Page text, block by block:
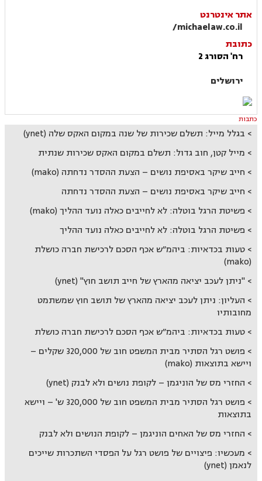
אתר אינטרנט
michaelaw.co.il/
כתובת
רח' הסורג 2
ירושלים
כתבות
בגלל מייל: תשלם שכירות של שנה במקום האקס שלה (ynet)
מייל קטן, חוב גדול: תשלם במקום האקס שכירות שנתית
חייב שיקר באסיפת נושים – הצעת ההסדר נדחתה (mako)
חייב שיקר באסיפת נושים – הצעת ההסדר נדחתה
פשיטת הרגל בוטלה: לא לחייבים כאלה נועד ההליך (mako)
פשיטת הרגל בוטלה: לא לחייבים כאלה נועד ההליך
טעות בכדאיות: ביהמ״ש אכף הסכם לרכישת חברה כושלת
(mako)
"ניתן לעכב יציאה מהארץ של חייב תושב חוץ" (ynet)
העליון: ניתן לעכב יציאה מהארץ של תושב חוץ שמשתמט
מחובותיו
טעות בכדאיות: ביהמ״ש אכף הסכם לרכישת חברה כושלת
פושט רגל הסתיר מבית המשפט חוב של 320,000 שקלים –
ויישא בתוצאות (mako)
החזרי מס של הוניגמן – לקופת נושים ולא לבנק (ynet)
פושט רגל הסתיר מבית המשפט חוב של 320,000 ש' – ויישא
בתוצאות
החזרי מס של האחים הוניגמן – לקופת הנושים ולא לבנק
מעכשיו: פיצויים של פושט רגל על הפסדי השתכרות שייכים
לנאמן (ynet)